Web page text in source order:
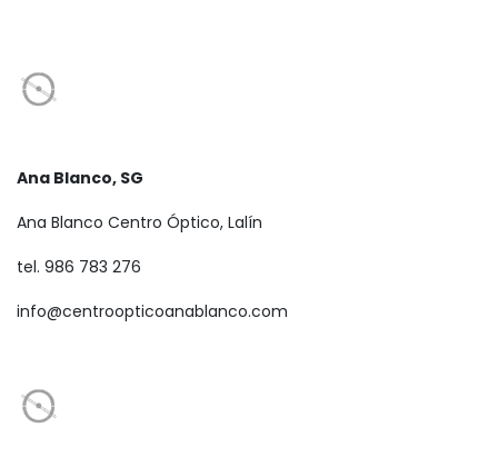
Ana Blanco, SG
Ana Blanco Centro Óptico, Lalín
tel. 986 783 276
info@centroopticoanablanco.com